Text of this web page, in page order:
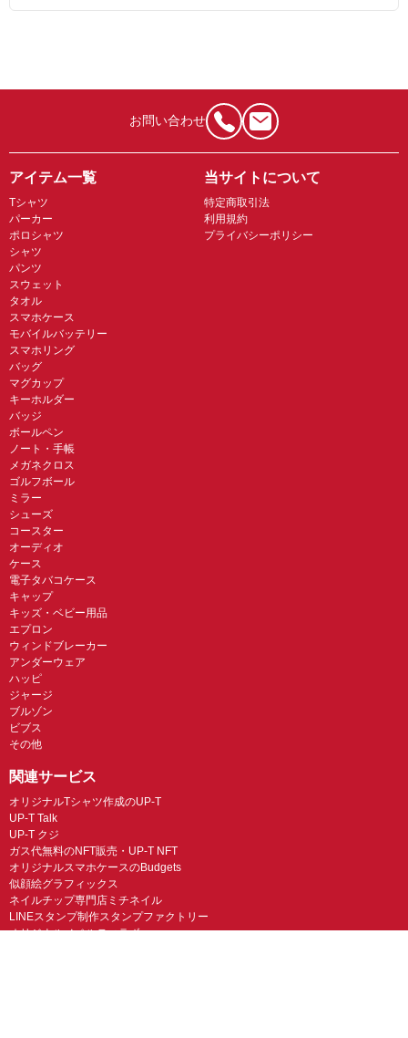
お問い合わせ
アイテム一覧
Tシャツ
パーカー
ポロシャツ
シャツ
パンツ
スウェット
タオル
スマホケース
モバイルバッテリー
スマホリング
バッグ
マグカップ
キーホルダー
バッジ
ボールペン
ノート・手帳
メガネクロス
ゴルフボール
ミラー
シューズ
コースター
オーディオ
ケース
電子タバコケース
キャップ
キッズ・ベビー用品
エプロン
ウィンドブレーカー
アンダーウェア
ハッピ
ジャージ
ブルゾン
ビブス
その他
当サイトについて
特定商取引法
利用規約
プライバシーポリシー
関連サービス
オリジナルTシャツ作成のUP-T
UP-T Talk
UP-T クジ
ガス代無料のNFT販売・UP-T NFT
オリジナルスマホケースのBudgets
似顔絵グラフィックス
ネイルチップ専門店ミチネイル
LINEスタンプ制作スタンプファクトリー
オリジナルノベルティラボ